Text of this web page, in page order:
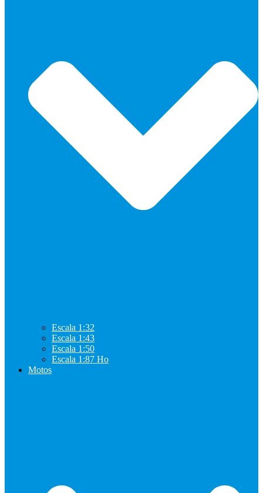
Escala 1:32
Escala 1:43
Escala 1:50
Escala 1:87 Ho
Motos